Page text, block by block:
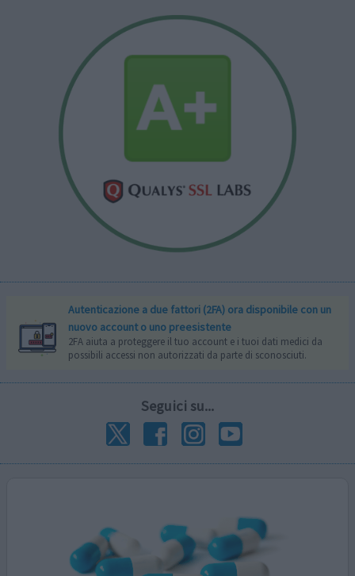
Autenticazione a due fattori (2FA) ora disponibile con un
nuovo account o uno preesistente
2FA aiuta a proteggere il tuo account e i tuoi dati medici da
possibili accessi non autorizzati da parte di sconosciuti.
Seguici su...